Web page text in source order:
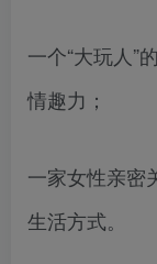
一个“大玩人”
情趣力；
一家女性亲密
生活方式。